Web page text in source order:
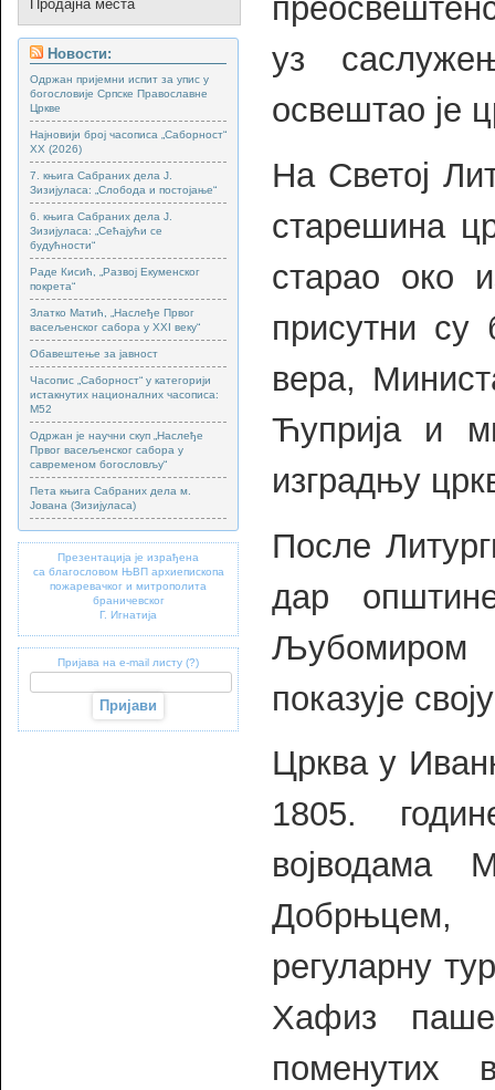
Продајна места
Новости:
Одржан пријемни испит за упис у
богословије Српске Православне
Цркве
Најновији број часописа „Саборност“
XX (2026)
7. књига Сабраних дела Ј.
Зизијуласа: „Слобода и постојање“
6. књига Сабраних дела Ј.
Зизијуласа: „Сећајући се
будућности“
Раде Кисић, „Развој Екуменског
покрета“
Златко Матић, „Наслеђе Првог
васељенског сабора у XXI веку“
Обавештење за јавност
Часопис „Саборност“ у категорији
истакнутих националних часописа:
М52
Одржан је научни скуп „Наслеђе
Првог васељенског сабора у
савременом богословљу“
Пета књига Сабраних дела м.
Јована (Зизијуласа)
Презентација је израђена
са благословом ЊВП архиепископа
пожаревачког и митрополита
браничевског
Г. Игнатија
Пријава на e-mail листу (?)
уз
освештао је
На Светој
старешина
старао око
присутни су
вера,
Ћуприја и
изградњу
После
дар
Љубомиром
показује
Црква у
1805.
војводама
Добрњцем,
регуларну
Хафиз
поменутих